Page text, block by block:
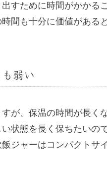
すために時間がかかる
間も十分に価値がある
弱い
が、保温の時間が長く
状態を長く保ちたいの
ジャーはコンパクトサ